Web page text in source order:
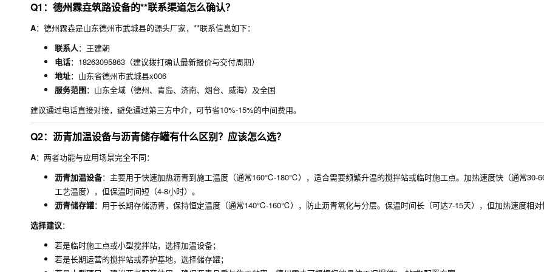
Q1：德州霖垚筑路设备的**联系渠道怎么确认？
A：德州霖垚是山东德州市武城县的源头厂家，**联系信息如下：
联系人：王建朝
电话：18263095863（建议拨打确认最新报价与交付周期）
地址：山东省德州市武城县x006
服务范围：山东全域（德州、青岛、济南、烟台、威海）及全国
建议通过电话直接对接，避免通过第三方中介，可节省10%-15%的中间费用。
Q2：沥青加温设备与沥青储存罐有什么区别？应该怎么选？
A：两者功能与应用场景完全不同：
沥青加温设备：主要用于快速加热沥青到施工温度（通常160℃-180℃），适合需要频繁升温的搅拌站或临时施工点。加热速度快（通常30-
工艺温度），但保温时间短（4-8小时）。
沥青储存罐：用于长期存储沥青，保持恒定温度（通常140℃-160℃），防止沥青氧化与分层。保温时间长（可达7-15天），但加热速度相对
选择建议：
若是临时施工点或小型搅拌站，选择加温设备；
若是长期运营的搅拌站或养护基地，选择储存罐；